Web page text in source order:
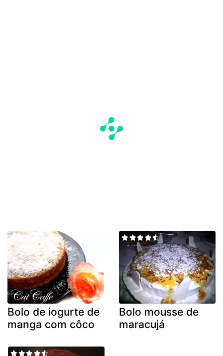
Bolo de iogurte de
manga com côco
Bolo mousse de
maracujá